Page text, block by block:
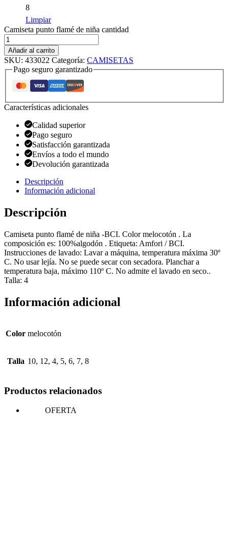
8
Limpiar
Camiseta punto flamé de niña cantidad
Añadir al carrito
SKU: 433022 Categoría: CAMISETAS
Pago seguro garantizado
Características adicionales
Calidad superior
Pago seguro
Satisfacción garantizada
Envíos a todo el mundo
Devolución garantizada
Descripción
Información adicional
Descripción
Camiseta punto flamé de niña -BCI. Color melocotón . La
composición es: 100%algodón . Etiqueta: Amfori / BCI.
Instrucciones de lavado: Lavar a máquina, temperatura máxima 30º
C. No usar lejía. No se puede secar con secadora. Planchar a
temperatura baja, máximo 110º C. No admite el lavado en seco..
Talla: 4
Información adicional
Color melocotón
Talla 10, 12, 4, 5, 6, 7, 8
Productos relacionados
OFERTA